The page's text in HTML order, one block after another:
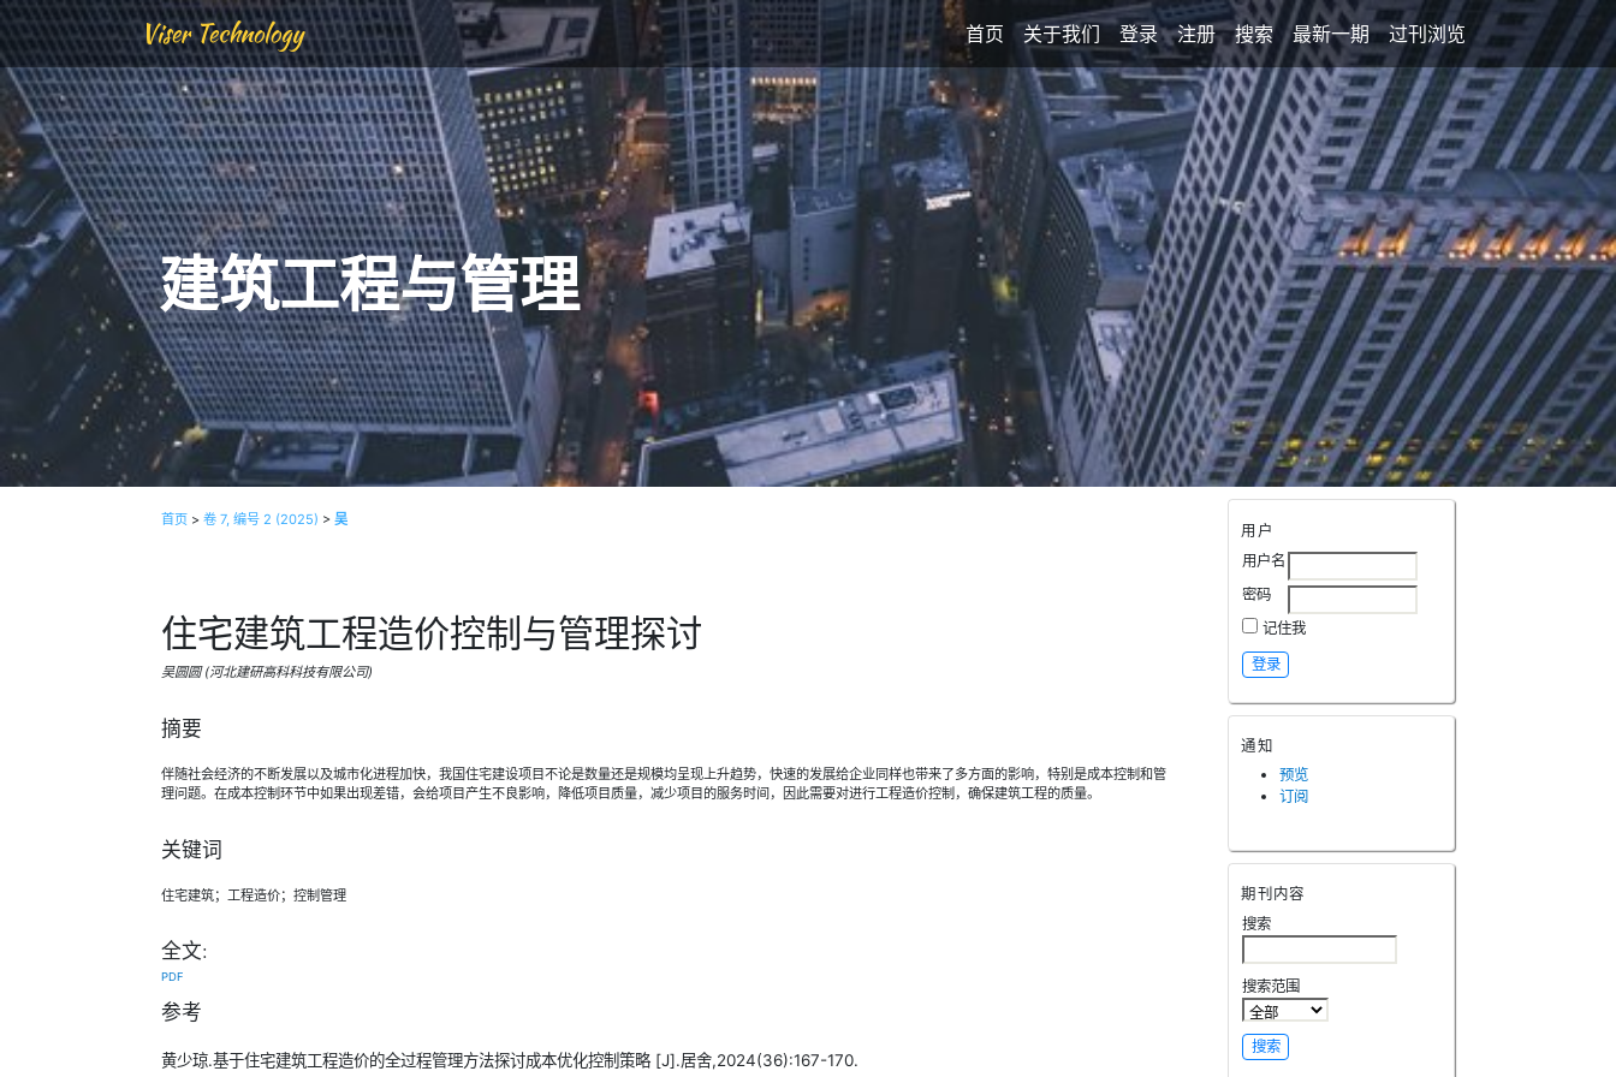
Viser Technology 首页 关于我们 登录 注册 搜索 最新一期 过刊浏览
建筑工程与管理
用户
用户名
密码
记住我
通知
预览
订阅
期刊内容
搜索
搜索范围
首页 >卷 7, 编号 2 (2025) >吴
住宅建筑工程造价控制与管理探讨
吴圆圆 (河北建研高科科技有限公司)
摘要
伴随社会经济的不断发展以及城市化进程加快，我国住宅建设项目不论是数量还是规模均呈现上升趋势，快速的发展给企业同样也带来了多方面的影响，特别是成本控制和管
理问题。在成本控制环节中如果出现差错，会给项目产生不良影响，降低项目质量，减少项目的服务时间，因此需要对进行工程造价控制，确保建筑工程的质量。
关键词
住宅建筑；工程造价；控制管理
全文:
PDF
参考
黄少琼.基于住宅建筑工程造价的全过程管理方法探讨成本优化控制策略 [J].居舍,2024(36):167-170.